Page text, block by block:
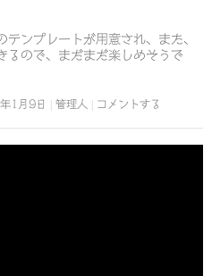
ンプレートが用意され、また、
るので、まだまだ楽しめそうで
1月9日 管理人 コメントする